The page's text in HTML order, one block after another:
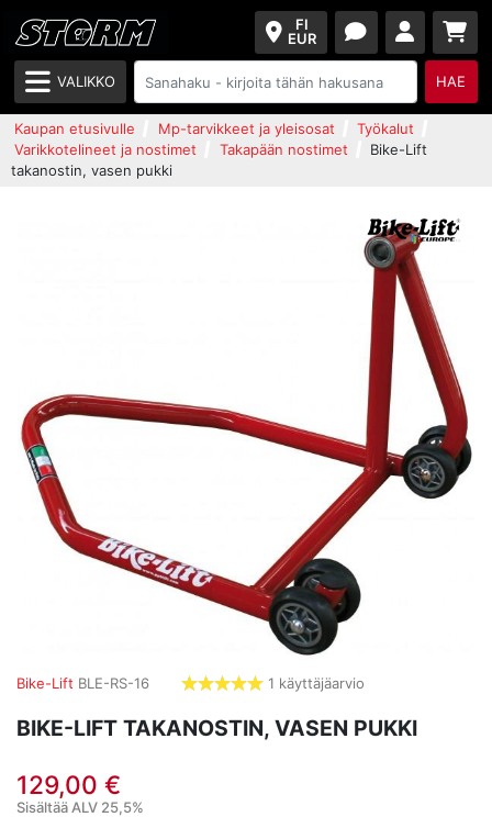
FI
EUR
VALIKKO HAE
Kaupan etusivulle Mp-tarvikkeet ja yleisosat
Työkalut
Varikkotelineet ja nostimet
Takapään nostimet
Bike-Lift
takanostin, vasen pukki
Bike-Lift BLE-RS-16
tähdet
1 käyttäjäarvio
BIKE-LIFT TAKANOSTIN, VASEN PUKKI
129,00 €
Sisältää ALV 25,5%